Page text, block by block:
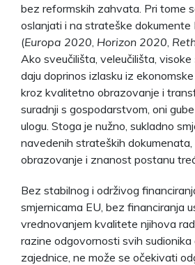
bez reformskih zahvata. Pri tome
oslanjati i na strateške dokumente
(Europa 2020 Horizon 2020
Ako sveučilišta, veleučilišta,
daju doprinos izlasku iz
kroz kvalitetno obrazovanje i
suradnji s gospodarstvom, oni
ulogu. Stoga je nužno, sukladno
navedenih strateških dokumenata,
obrazovanje i znanost postanu
Bez stabilnog i održivog
smjernicama EU, bez financiranja
vrednovanjem kvalitete njihova
razine odgovornosti svih sudionika
zajednice, ne može se očekivati